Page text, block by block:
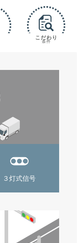
こだわり
条件
３灯式信号